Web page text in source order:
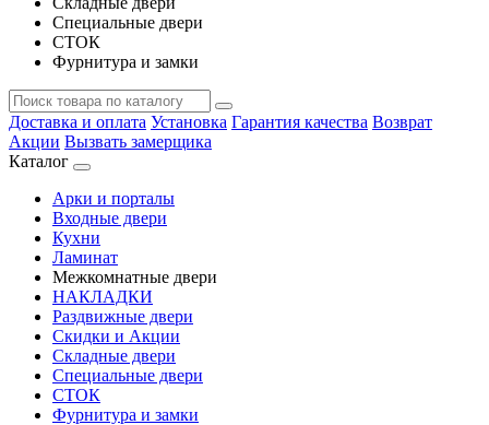
Специальные двери
СТОК
Фурнитура и замки
Доставка и оплата Установка Гарантия качества Возврат
Акции Вызвать замерщика
Каталог
Арки и порталы
Входные двери
Кухни
Ламинат
Межкомнатные двери
НАКЛАДКИ
Раздвижные двери
Скидки и Акции
Складные двери
Специальные двери
СТОК
Фурнитура и замки